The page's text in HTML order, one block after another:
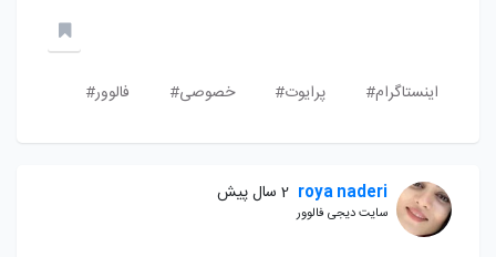
اینستاگرام# پرایوت# خصوصی# فالوور#
roya naderi 2 سال پیش
سایت دیجی فالوور